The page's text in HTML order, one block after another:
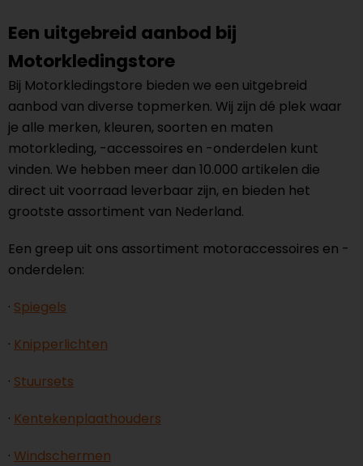
Een uitgebreid aanbod bij
Motorkledingstore
Bij Motorkledingstore bieden we een uitgebreid
aanbod van diverse topmerken. Wij zijn dé plek waar
je alle merken, kleuren, soorten en maten
motorkleding, -accessoires en -onderdelen kunt
vinden. We hebben meer dan 10.000 artikelen die
direct uit voorraad leverbaar zijn, en bieden het
grootste assortiment van Nederland.
Een greep uit ons assortiment motoraccessoires en -
onderdelen:
· Spiegels
· Knipperlichten
· Stuursets
· Kentekenplaathouders
· Windschermen